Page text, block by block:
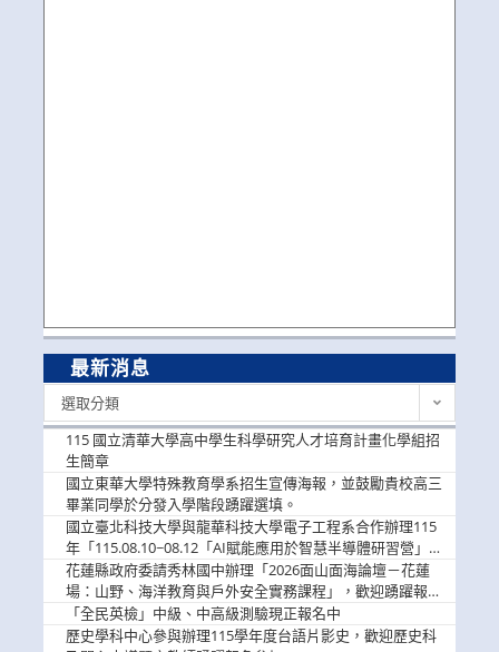
最新消息
選取分類
115 國立清華大學高中學生科學研究人才培育計畫化學組招
生簡章
國立東華大學特殊教育學系招生宣傳海報，並鼓勵貴校高三
畢業同學於分發入學階段踴躍選填。
國立臺北科技大學與龍華科技大學電子工程系合作辦理115
年「115.08.10~08.12「AI賦能應用於智慧半導體研習營」，
歡迎學生踴躍報名參加
花蓮縣政府委請秀林國中辦理「2026面山面海論壇－花蓮
場：山野、海洋教育與戶外安全實務課程」，歡迎踴躍報名
參加
「全民英檢」中級、中高級測驗現正報名中
歷史學科中心參與辦理115學年度台語片影史，歡迎歷史科